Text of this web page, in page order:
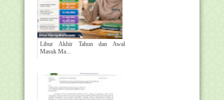
Libur Akhir Tahun dan Awal
Masuk Ma...